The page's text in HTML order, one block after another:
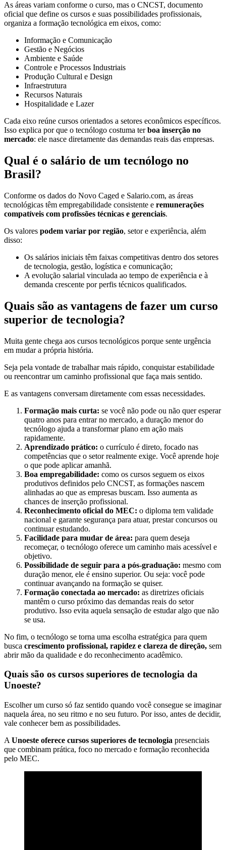
As áreas variam conforme o curso, mas o CNCST, documento
oficial que define os cursos e suas possibilidades profissionais,
organiza a formação tecnológica em eixos, como:
Informação e Comunicação
Gestão e Negócios
Ambiente e Saúde
Controle e Processos Industriais
Produção Cultural e Design
Infraestrutura
Recursos Naturais
Hospitalidade e Lazer
Cada eixo reúne cursos orientados a setores econômicos específicos.
Isso explica por que o tecnólogo costuma terboa inserção no
mercado: ele nasce diretamente das demandas reais das empresas.
Qual é o salário de um tecnólogo no
Brasil?
Conforme os dados do Novo Caged e Salario.com, as áreas
tecnológicas têm empregabilidade consistente e remunerações
compatíveis com profissões técnicas e gerenciais.
Os valores podem variar por região, setor e experiência, além
disso:
Os salários iniciais têm faixas competitivas dentro dos setores
de tecnologia, gestão, logística e comunicação;
A evolução salarial vinculada ao tempo de experiência e à
demanda crescente por perfis técnicos qualificados.
Quais são as vantagens de fazer um curso
superior de tecnologia?
Muita gente chega aos cursos tecnológicos porque sente urgência
em mudar a própria história.
Seja pela vontade de trabalhar mais rápido, conquistar estabilidade
ou reencontrar um caminho profissional que faça mais sentido.
E as vantagens conversam diretamente com essas necessidades.
Formação mais curta: se você não pode ou não quer esperar
quatro anos para entrar no mercado, a duração menor do
tecnólogo ajuda a transformar plano em ação mais
rapidamente.
Aprendizado prático: o currículo é direto, focado nas
competências que o setor realmente exige. Você aprende hoje
o que pode aplicar amanhã.
Boa empregabilidade: como os cursos seguem os eixos
produtivos definidos pelo CNCST, as formações nascem
alinhadas ao que as empresas buscam. Isso aumenta as
chances de inserção profissional.
Reconhecimento oficial do MEC: o diploma tem validade
nacional e garante segurança para atuar, prestar concursos ou
continuar estudando.
Facilidade para mudar de área: para quem deseja
recomeçar, o tecnólogo oferece um caminho mais acessível e
objetivo.
Possibilidade de seguir para a pós-graduação: mesmo com
duração menor, ele é ensino superior. Ou seja: você pode
continuar avançando na formação se quiser.
Formação conectada ao mercado: as diretrizes oficiais
mantêm o curso próximo das demandas reais do setor
produtivo. Isso evita aquela sensação de estudar algo que não
se usa.
No fim, o tecnólogo se torna uma escolha estratégica para quem
busca crescimento profissional, rapidez e clareza de direção, sem
abrir mão da qualidade e do reconhecimento acadêmico.
Quais são os cursos superiores de tecnologia da
Unoeste?
Escolher um curso só faz sentido quando você consegue se imaginar
naquela área, no seu ritmo e no seu futuro. Por isso, antes de decidir,
vale conhecer bem as possibilidades.
A Unoeste oferece cursos superiores de tecnologia presenciais
que combinam prática, foco no mercado e formação reconhecida
pelo MEC.